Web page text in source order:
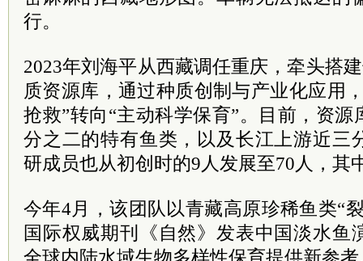
行。
2023年刘海平从西藏调任重庆，牵头搭
质资源库，通过种质创制与产业化应用
抢救”转向“主动科学保育”。目前，资
分之二的特有鱼类，以及长江上游近三
研成员也从初创时的9人发展至70人，其
今年4月，该团队以青藏高原珍稀鱼类“
国际权威期刊《自然》发表中国淡水鱼